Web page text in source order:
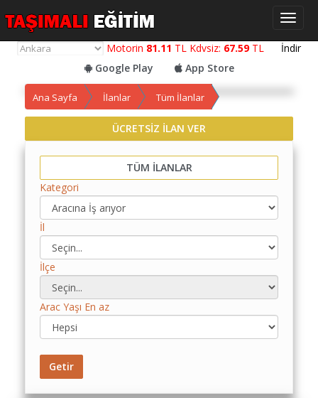
Motorin 81.11 TL Kdvsiz: 67.59TL İndir
Google Play
App Store
Yol
Maliyet
Yemek
Maliyet
Hesaplama
Kredili
Maliyet
Hesaplama
Toplu
Maliyet
Hesaplama
Ana Sayfa İlanlar Tüm İlanlar
ÜCRETSİZ İLAN VER
TÜM İLANLAR
Kategori
İl
İlçe
Arac Yaşı En az
Getir